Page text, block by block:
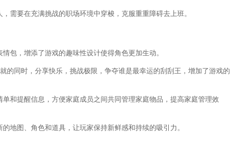
需要在充满挑战的职场环境中穿梭，克服重重障碍去上班。
包，增添了游戏的趣味性设计使得角色更加生动。
的同时，分享快乐，挑战极限，争夺谁是最幸运的刮刮王，增加了游戏的
和提醒信息，方便家庭成员之间共同管理家庭物品，提高家庭管理效
地图、角色和道具，让玩家保持新鲜感和持续的吸引力。